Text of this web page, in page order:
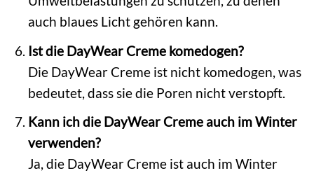
auch blaues Licht gehören kann.
Ist die DayWear Creme komedogen?
Die DayWear Creme ist nicht komedogen, was
bedeutet, dass sie die Poren nicht verstopft.
Kann ich die DayWear Creme auch im Winter
verwenden?
Ja, die DayWear Creme ist auch im Winter